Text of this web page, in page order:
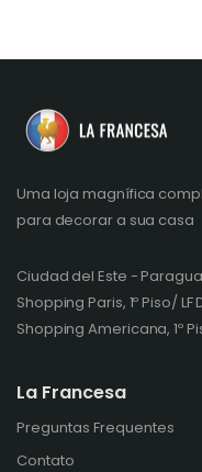
Uma loja magnífica
para decorar a sua casa
Ciudad del Este -
Shopping Paris, 1º Piso/ LF
Shopping Americana, 1º
La Francesa
Preguntas Frequentes
Contato